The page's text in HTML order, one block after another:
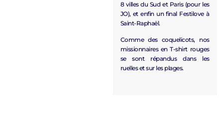
8 villes du Sud et Paris (pour les
JO), et enfin un final Festilove à
Saint-Raphaël.
Comme des coquelicots, nos
missionnaires en T-shirt rouges
se sont répandus dans les
ruelles et sur les plages.